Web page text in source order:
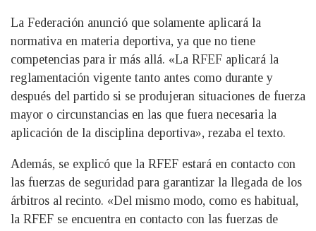
La Federación anunció que solamente aplicará la
normativa en materia deportiva, ya que no tiene
competencias para ir más allá. «La RFEF aplicará la
reglamentación vigente tanto antes como durante y
después del partido si se produjeran situaciones de fuerza
mayor o circunstancias en las que fuera necesaria la
aplicación de la disciplina deportiva», rezaba el texto.
Además, se explicó que la RFEF estará en contacto con
las fuerzas de seguridad para garantizar la llegada de los
árbitros al recinto. «Del mismo modo, como es habitual,
la RFEF se encuentra en contacto con las fuerzas de